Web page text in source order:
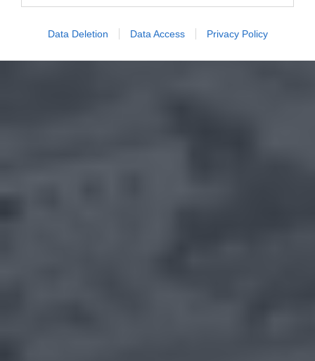
Data Deletion Data Access Privacy Policy